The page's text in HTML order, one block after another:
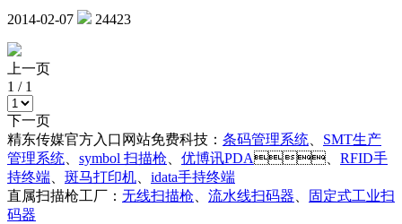
2014-02-07 24423
上一页
1 / 1
下一页
精东传媒官方入口网站免费科技： 条码管理系统、 SMT生产
管理系统、 symbol 扫描枪、 优博讯PDA、 RFID手
持终端、 斑马打印机、 idata手持终端
直属扫描枪工厂： 无线扫描枪、 流水线扫码器、
固定式工业扫
码器